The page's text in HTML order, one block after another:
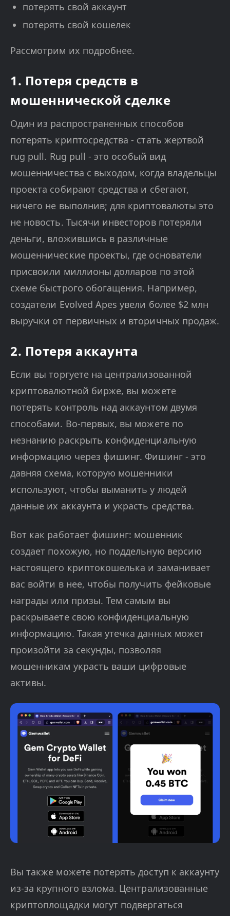
потерять свой аккаунт
потерять свой кошелек
Рассмотрим их подробнее.
1. Потеря средств в
мошеннической сделке
Один из распространенных способов
потерять криптосредства - стать жертвой
rug pull. Rug pull - это особый вид
мошенничества с выходом, когда владельцы
проекта собирают средства и сбегают,
ничего не выполнив; для криптовалюты это
не новость. Тысячи инвесторов потеряли
деньги, вложившись в различные
мошеннические проекты, где основатели
присвоили миллионы долларов по этой
схеме быстрого обогащения. Например,
создатели Evolved Apes увели более $2 млн
выручки от первичных и вторичных продаж.
2. Потеря аккаунта
Если вы торгуете на централизованной
криптовалютной бирже, вы можете
потерять контроль над аккаунтом двумя
способами. Во-первых, вы можете по
незнанию раскрыть конфиденциальную
информацию через фишинг. Фишинг - это
давняя схема, которую мошенники
используют, чтобы выманить у людей
данные их аккаунта и украсть средства.
Вот как работает фишинг: мошенник
создает похожую, но поддельную версию
настоящего криптокошелька и заманивает
вас войти в нее, чтобы получить фейковые
награды или призы. Тем самым вы
раскрываете свою конфиденциальную
информацию. Такая утечка данных может
произойти за секунды, позволяя
мошенникам украсть ваши цифровые
активы.
Вы также можете потерять доступ к аккаунту
из-за крупного взлома. Централизованные
криптоплощадки могут подвергаться